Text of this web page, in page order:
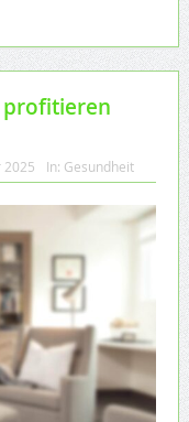
profitieren
2025 In: Gesundheit